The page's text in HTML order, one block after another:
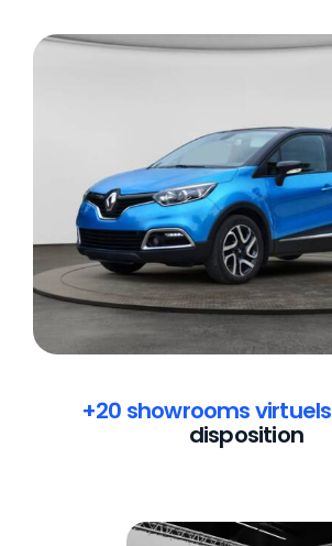
+20 showrooms virtuels
disposition